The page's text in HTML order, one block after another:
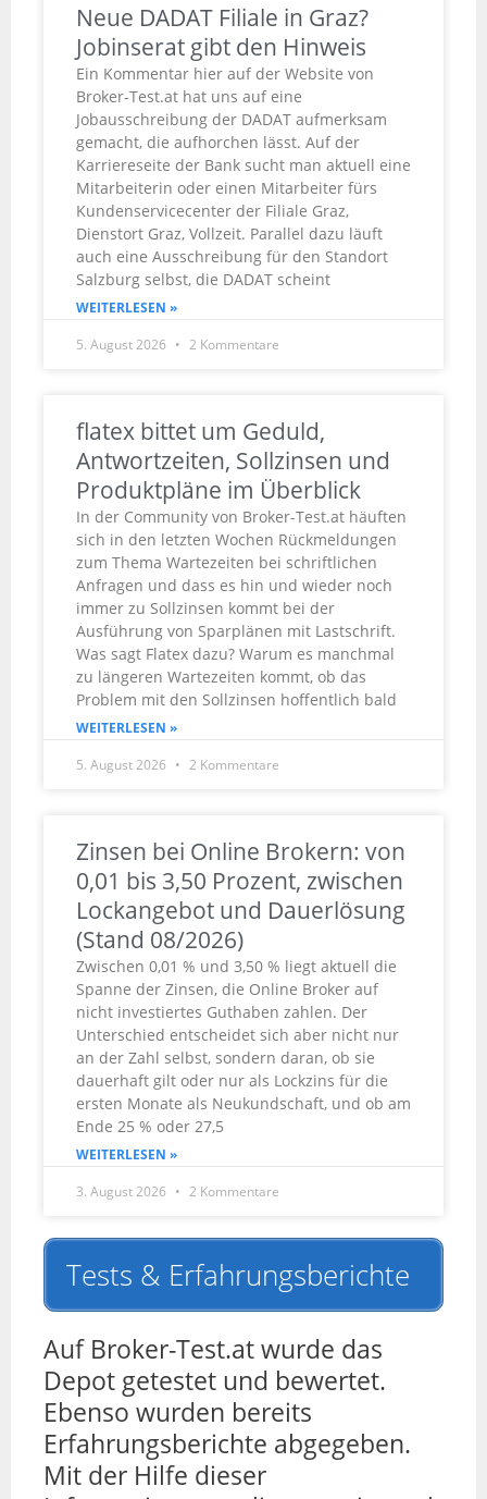
Neue DADAT Filiale in Graz?
Jobinserat gibt den Hinweis
Ein Kommentar hier auf der Website von
Broker-Test.at hat uns auf eine
Jobausschreibung der DADAT aufmerksam
gemacht, die aufhorchen lässt. Auf der
Karriereseite der Bank sucht man aktuell eine
Mitarbeiterin oder einen Mitarbeiter fürs
Kundenservicecenter der Filiale Graz,
Dienstort Graz, Vollzeit. Parallel dazu läuft
auch eine Ausschreibung für den Standort
Salzburg selbst, die DADAT scheint
WEITERLESEN »
5. August 2026
2 Kommentare
flatex bittet um Geduld,
Antwortzeiten, Sollzinsen und
Produktpläne im Überblick
In der Community von Broker-Test.at häuften
sich in den letzten Wochen Rückmeldungen
zum Thema Wartezeiten bei schriftlichen
Anfragen und dass es hin und wieder noch
immer zu Sollzinsen kommt bei der
Ausführung von Sparplänen mit Lastschrift.
Was sagt Flatex dazu? Warum es manchmal
zu längeren Wartezeiten kommt, ob das
Problem mit den Sollzinsen hoffentlich bald
WEITERLESEN »
5. August 2026
2 Kommentare
Zinsen bei Online Brokern: von
0,01 bis 3,50 Prozent, zwischen
Lockangebot und Dauerlösung
(Stand 08/2026)
Zwischen 0,01 % und 3,50 % liegt aktuell die
Spanne der Zinsen, die Online Broker auf
nicht investiertes Guthaben zahlen. Der
Unterschied entscheidet sich aber nicht nur
an der Zahl selbst, sondern daran, ob sie
dauerhaft gilt oder nur als Lockzins für die
ersten Monate als Neukundschaft, und ob am
Ende 25 % oder 27,5
WEITERLESEN »
3. August 2026
2 Kommentare
Tests & Erfahrungsberichte
Auf Broker-Test.at wurde das
Depot getestet und bewertet.
Ebenso wurden bereits
Erfahrungsberichte abgegeben.
Mit der Hilfe dieser